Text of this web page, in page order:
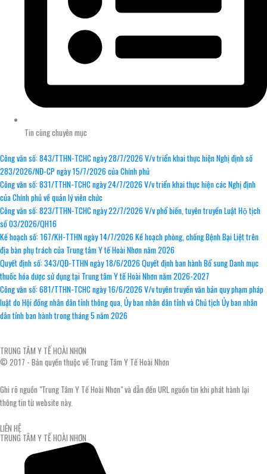
Tin cùng chuyên mục
Công văn số: 843/TTHN-TCHC ngày 28/7/2026 V/v triển khai thực hiện Nghị định số
283/2026/NĐ-CP ngày 15/7/2026 của Chính phủ
Công văn số: 831/TTHN-TCHC ngày 24/7/2026 V/v triển khai thực hiện các Nghị định
của Chính phủ về quản lý viên chức
Công văn số: 823/TTHN-TCHC ngày 22/7/2026 V/v phổ biến, tuyên truyền Luật Hộ tịch
số 03/2026/QH16
Kế hoạch số: 167/KH-TTHN ngày 14/7/2026 Kế hoạch phòng, chống Bệnh Bại Liệt trên
địa bàn phụ trách của Trung tâm Y tế Hoài Nhơn năm 2026
Quyết định số: 343/QĐ-TTHN ngày 18/6/2026 Quyết định ban hành Bổ sung Danh mục
thuốc hóa dược sử dụng tại Trung tâm Y tế Hoài Nhơn năm 2026-2027
Công văn số: 681/TTHN-TCHC ngày 16/6/2026 V/v tuyên truyền văn bản quy phạm pháp
luật do Hội đồng nhân dân tỉnh thông qua, Ủy ban nhân dân tỉnh và Chủ tịch Ủy ban nhân
dân tỉnh ban hành trong tháng 5 năm 2026
TRUNG TÂM Y TẾ HOÀI NHƠN
© 2017 - Bản quyền thuộc về Trung Tâm Y Tế Hoài Nhơn
Ghi rõ nguồn "Trung Tâm Y Tế Hoài Nhơn" và dẫn đến URL nguồn tin khi phát hành lại
thông tin từ website này.
LIÊN HỆ
TRUNG TÂM Y TẾ HOÀI NHƠN